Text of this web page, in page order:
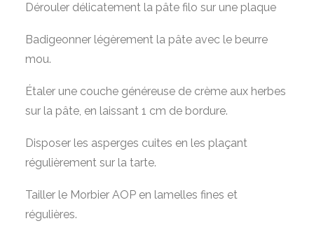
Dérouler délicatement la pâte filo sur une plaque
Badigeonner légèrement la pâte avec le beurre
mou.
Étaler une couche généreuse de crème aux herbes
sur la pâte, en laissant 1 cm de bordure.
Disposer les asperges cuites en les plaçant
régulièrement sur la tarte.
Tailler le Morbier AOP en lamelles fines et
régulières.